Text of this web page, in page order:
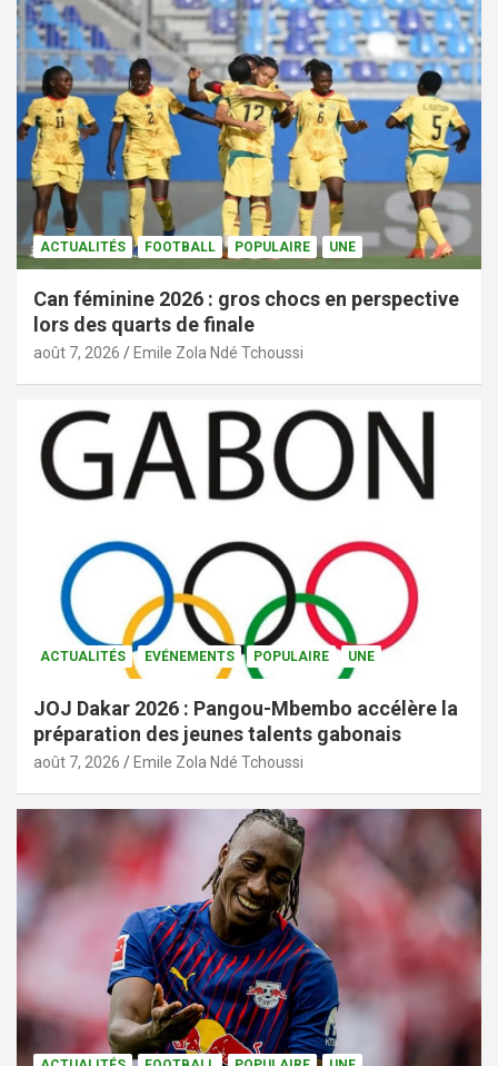
ACTUALITÉS FOOTBALL POPULAIRE UNE
Can féminine 2026 : gros chocs en perspective
lors des quarts de finale
août 7, 2026 Emile Zola Ndé Tchoussi
ACTUALITÉS EVÉNEMENTS POPULAIRE UNE
JOJ Dakar 2026 : Pangou-Mbembo accélère la
préparation des jeunes talents gabonais
août 7, 2026 Emile Zola Ndé Tchoussi